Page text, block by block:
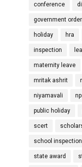
conference
government order
holiday hra
inspection
maternity leave
mritak ashrit
niyamavali
public holiday
scert
school inspection
state award